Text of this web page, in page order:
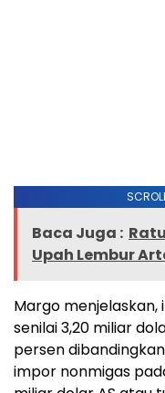
Baca Juga :
Upah Lembur
Margo
senilai 3,20 miliar
persen
impor nonmigas